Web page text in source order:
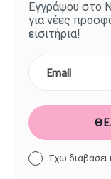
Εγγράψου στο
για νέες
εισιτήρια!
Έχω διαβάσει